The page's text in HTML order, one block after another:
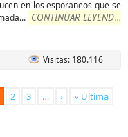
en los esporaneos que se
... CONTINUAR LEYENDO
Visitas: 180.116
2 3 … › » Última